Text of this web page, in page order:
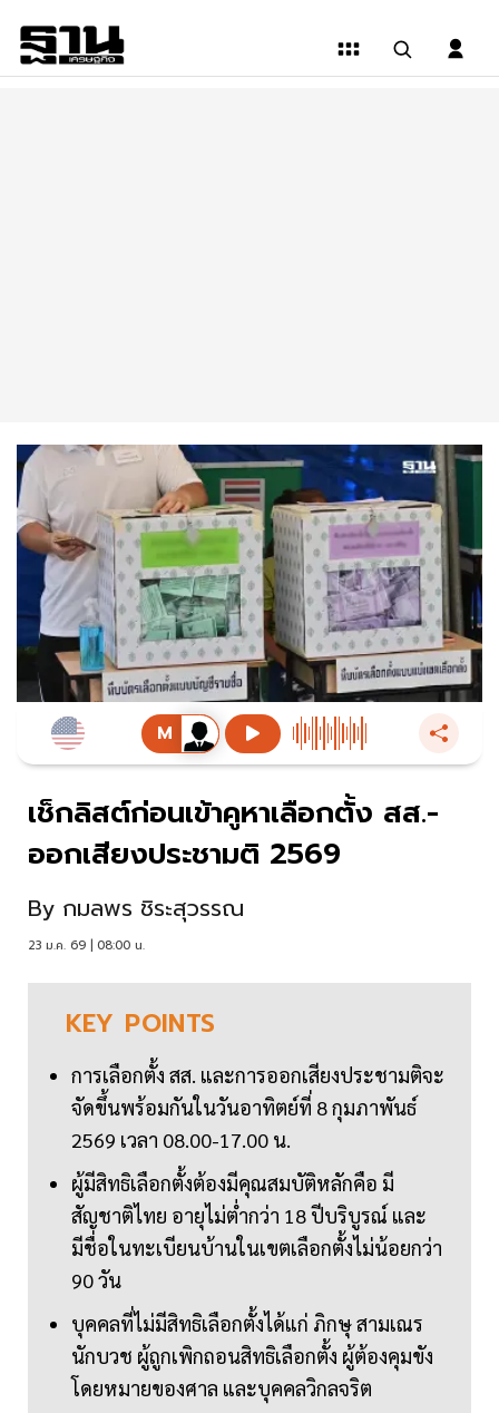
เช็กลิสต์ก่อนเข้าคูหาเลือกตั้ง สส.-
ออกเสียงประชามติ 2569
By กมลพร ชิระสุวรรณ
23 ม.ค. 69 | 08:00 น.
KEY POINTS
การเลือกตั้ง สส. และการออกเสียงประชามติจะ
จัดขึ้นพร้อมกันในวันอาทิตย์ที่ 8 กุมภาพันธ์
2569 เวลา 08.00-17.00 น.
ผู้มีสิทธิเลือกตั้งต้องมีคุณสมบัติหลักคือ มี
สัญชาติไทย อายุไม่ต่ำกว่า 18 ปีบริบูรณ์ และ
มีชื่อในทะเบียนบ้านในเขตเลือกตั้งไม่น้อยกว่า
90 วัน
บุคคลที่ไม่มีสิทธิเลือกตั้งได้แก่ ภิกษุ สามเณร
นักบวช ผู้ถูกเพิกถอนสิทธิเลือกตั้ง ผู้ต้องคุมขัง
โดยหมายของศาล และบุคคลวิกลจริต